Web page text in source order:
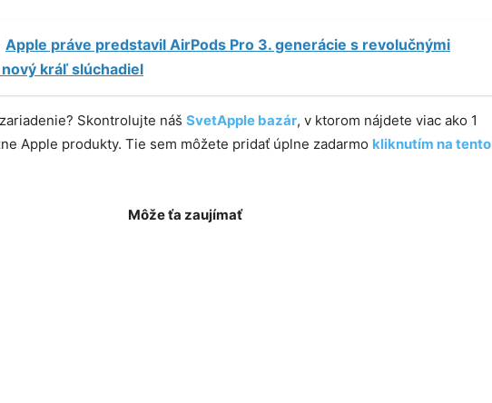
Apple práve predstavil AirPods Pro 3. generácie s revolučnými
kráľ slúchadiel
Skontrolujte náš SvetApple bazár, v ktorom nájdete viac ako 1
Apple produkty. Tie sem môžete pridať úplne zadarmo kliknutím na tento
Môže ťa zaujímať